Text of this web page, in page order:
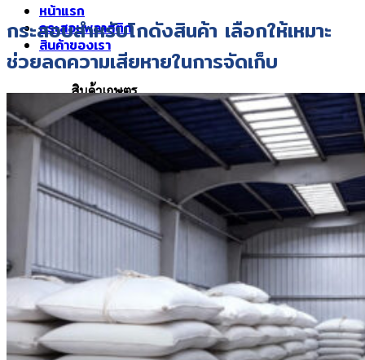
หน้าแรก
กระสอบพลาสติก
สินค้าของเรา
สินค้าเกษตร
กระสอบข้าวสาร
กระสอบข้าวเปลือก
กระสอบข้าวโพด
กระสอบถั่วเหลือง/ถั่วเขียว
กระสอบเมล็ดพันธ์
อุตสาหกรรม
กระสอบปูน
กระสอบสำหรับโกดังสินค้า เลือกให้เหมาะ
ช่วยลดความเสียหายในการจัดเก็บ